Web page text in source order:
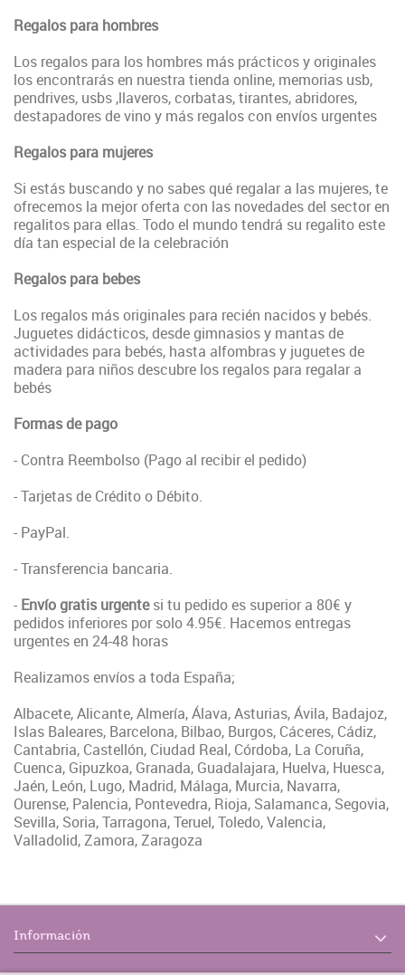
Regalos para hombres
Los regalos para los hombres más prácticos y originales
los encontrarás en nuestra tienda online, memorias usb,
pendrives, usbs ,llaveros, corbatas, tirantes, abridores,
destapadores de vino y más regalos con envíos urgentes
Regalos para mujeres
Si estás buscando y no sabes qué regalar a las mujeres, te
ofrecemos la mejor oferta con las novedades del sector en
regalitos para ellas. Todo el mundo tendrá su regalito este
día tan especial de la celebración
Regalos para bebes
Los regalos más originales para recién nacidos y bebés.
Juguetes didácticos, desde gimnasios y mantas de
actividades para bebés, hasta alfombras y juguetes de
madera para niños descubre los regalos para regalar a
bebés
Formas de pago
- Contra Reembolso (Pago al recibir el pedido)
- Tarjetas de Crédito o Débito.
- PayPal.
- Transferencia bancaria.
- Envío gratis urgentesi tu pedido es superior a 80€ y
pedidos inferiores por solo 4.95€. Hacemos entregas
urgentes en 24-48 horas
Realizamos envíos a toda España;
Albacete, Alicante, Almería, Álava, Asturias, Ávila, Badajoz,
Islas Baleares, Barcelona, Bilbao, Burgos, Cáceres, Cádiz,
Cantabria, Castellón, Ciudad Real, Córdoba, La Coruña,
Cuenca, Gipuzkoa, Granada, Guadalajara, Huelva, Huesca,
Jaén, León, Lugo, Madrid, Málaga, Murcia, Navarra,
Ourense, Palencia, Pontevedra, Rioja, Salamanca, Segovia,
Sevilla, Soria, Tarragona, Teruel, Toledo, Valencia,
Valladolid, Zamora, Zaragoza
Información